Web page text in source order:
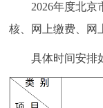
2026年度北京
核、网上缴费、网
具体时间安排